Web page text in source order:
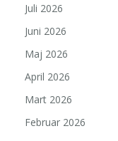
Juli 2026
Juni 2026
Maj 2026
April 2026
Mart 2026
Februar 2026